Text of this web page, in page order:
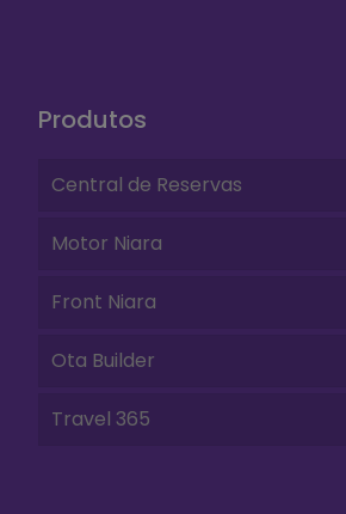
Produtos
Central de Reservas
Motor Niara
Front Niara
Ota Builder
Travel 365